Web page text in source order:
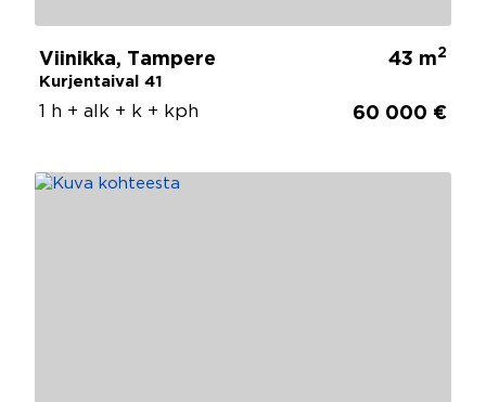
Viinikka, Tampere
Kurjentaival 41
43 m2
1 h + alk + k + kph 60 000 €